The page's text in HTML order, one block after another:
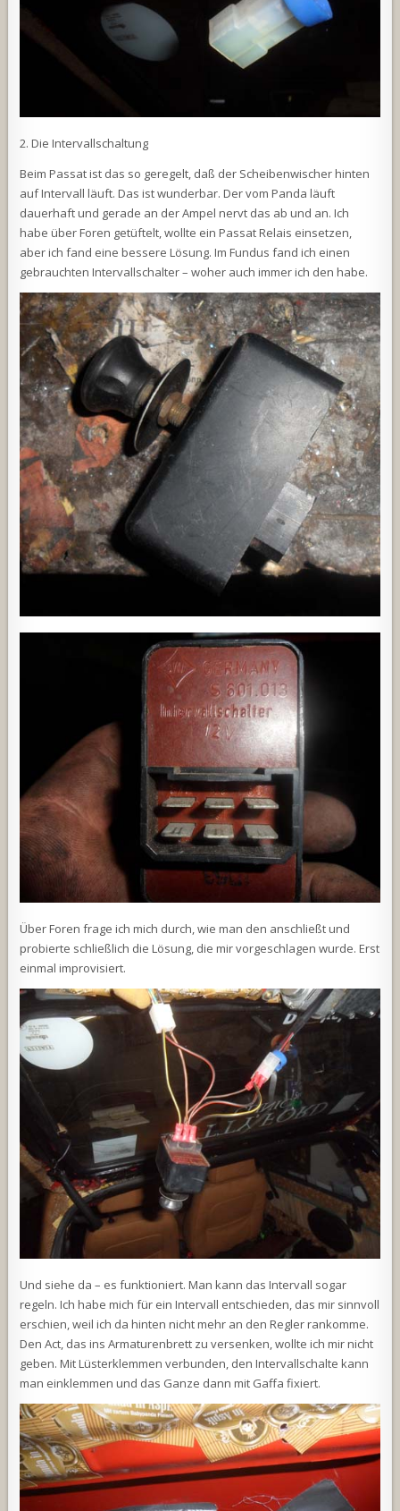
2. Die Intervallschaltung
Beim Passat ist das so geregelt, daß der Scheibenwischer hinten
auf Intervall läuft. Das ist wunderbar. Der vom Panda läuft
dauerhaft und gerade an der Ampel nervt das ab und an. Ich
habe über Foren getüftelt, wollte ein Passat Relais einsetzen,
aber ich fand eine bessere Lösung. Im Fundus fand ich einen
gebrauchten Intervallschalter – woher auch immer ich den habe.
Über Foren frage ich mich durch, wie man den anschließt und
probierte schließlich die Lösung, die mir vorgeschlagen wurde. Erst
einmal improvisiert.
Und siehe da – es funktioniert. Man kann das Intervall sogar
regeln. Ich habe mich für ein Intervall entschieden, das mir sinnvoll
erschien, weil ich da hinten nicht mehr an den Regler rankomme.
Den Act, das ins Armaturenbrett zu versenken, wollte ich mir nicht
geben. Mit Lüsterklemmen verbunden, den Intervallschalte kann
man einklemmen und das Ganze dann mit Gaffa fixiert.